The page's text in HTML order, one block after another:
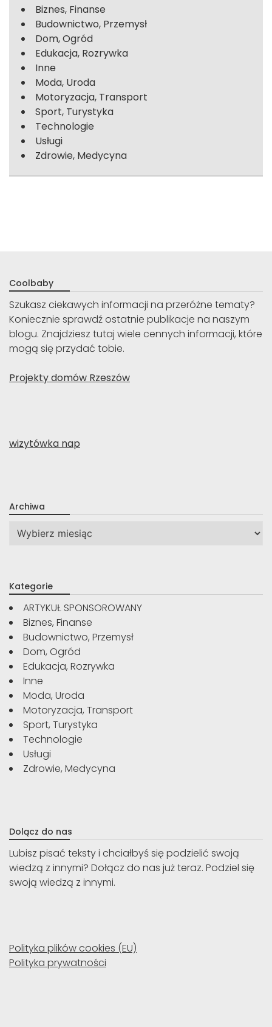
Biznes, Finanse
Budownictwo, Przemysł
Dom, Ogród
Edukacja, Rozrywka
Inne
Moda, Uroda
Motoryzacja, Transport
Sport, Turystyka
Technologie
Usługi
Zdrowie, Medycyna
Coolbaby
Szukasz ciekawych informacji na przeróżne tematy?
Koniecznie sprawdź ostatnie publikacje na naszym
blogu. Znajdziesz tutaj wiele cennych informacji, które
mogą się przydać tobie.
Projekty domów Rzeszów
wizytówka nap
Archiwa
Archiwa
Kategorie
ARTYKUŁ SPONSOROWANY
Biznes, Finanse
Budownictwo, Przemysł
Dom, Ogród
Edukacja, Rozrywka
Inne
Moda, Uroda
Motoryzacja, Transport
Sport, Turystyka
Technologie
Usługi
Zdrowie, Medycyna
Dolącz do nas
Lubisz pisać teksty i chciałbyś się podzielić swoją
wiedzą z innymi? Dołącz do nas już teraz. Podziel się
swoją wiedzą z innymi.
Polityka plików cookies (EU)
Polityka prywatności